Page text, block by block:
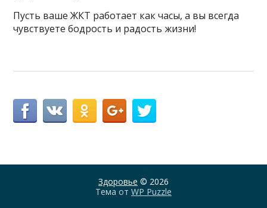
Пусть ваше ЖКТ работает как часы, а вы всегда
чувствуете бодрость и радость жизни!
Здоровье © 2026
Тема от WP Puzzle